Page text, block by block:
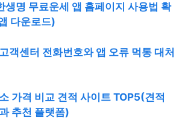
명 무료운세 앱 홈페이지 사용법 확
다운로드)
객센터 전화번호와 앱 오류 먹통 대처
가격 비교 견적 사이트 TOP5(견적
추천 플랫폼)